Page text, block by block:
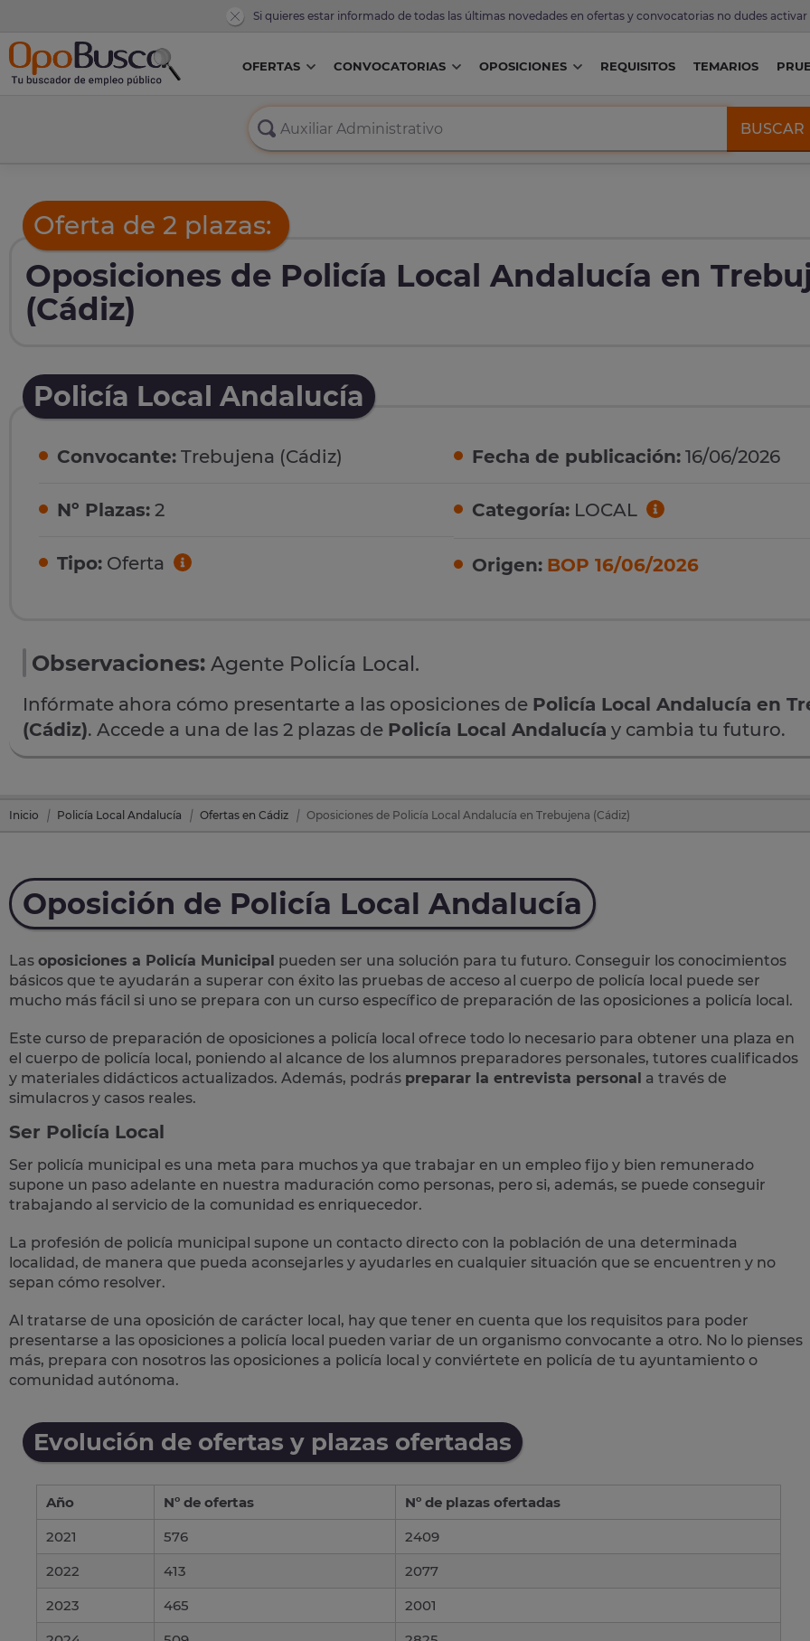
Si quieres estar informado de todas las últimas novedades en ofertas y convocatorias no dudes activar
OFERTAS CONVOCATORIAS OPOSICIONES REQUISITOS TEMARIOS
BUSCAR
Oferta de 2 plazas:
Oposiciones de Policía Local Andalucía en
(Cádiz)
Policía Local Andalucía
Convocante: Trebujena (Cádiz)
Nº Plazas: 2
Tipo: Oferta
Fecha de publicación: 16/06/2026
Categoría: LOCAL
Origen: BOP 16/06/2026
Observaciones: Agente Policía Local.
Infórmate ahora cómo presentarte a las oposiciones de Policía Local Andalucía en
(Cádiz). Accede a una de las 2 plazas de Policía Local Andalucía y cambia tu futuro.
Inicio Policía Local Andalucía Ofertas en Cádiz Oposiciones de Policía Local Andalucía en Trebujena (Cádiz)
Oposición de Policía Local Andalucía
Las oposiciones a Policía Municipal pueden ser una solución para tu futuro. Conseguir los conocimientos
básicos que te ayudarán a superar con éxito las pruebas de acceso al cuerpo de policía local puede ser
mucho más fácil si uno se prepara con un curso específico de preparación de las oposiciones a policía local.
Este curso de preparación de oposiciones a policía local ofrece todo lo necesario para obtener una plaza en
el cuerpo de policía local, poniendo al alcance de los alumnos preparadores personales, tutores cualificados
y materiales didácticos actualizados. Además, podrás preparar la entrevista personal a través de
simulacros y casos reales.
Ser Policía Local
Ser policía municipal es una meta para muchos ya que trabajar en un empleo fijo y bien remunerado
supone un paso adelante en nuestra maduración como personas, pero si, además, se puede conseguir
trabajando al servicio de la comunidad es enriquecedor.
La profesión de policía municipal supone un contacto directo con la población de una determinada
localidad, de manera que pueda aconsejarles y ayudarles en cualquier situación que se encuentren y no
sepan cómo resolver.
Al tratarse de una oposición de carácter local, hay que tener en cuenta que los requisitos para poder
presentarse a las oposiciones a policía local pueden variar de un organismo convocante a otro. No lo pienses
más, prepara con nosotros las oposiciones a policía local y conviértete en policía de tu ayuntamiento o
comunidad autónoma.
Evolución de ofertas y plazas ofertadas
Año Nº de ofertas
Nº de plazas ofertadas
2021
576
2409
2022
413
2077
2023
465
2001